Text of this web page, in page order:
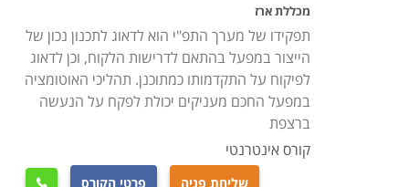
חברות גדולות, חברות הייטק, וחברות תעשייתיות המנהלות
תהליכים מורכבים בתחום הרכש, הייצור וההפצה. זאת כיוון
שבהן נדרשת פונקציה ארגונית ייעודית בתחום .
חשוב לציין כי תפקידו של מנהל תפעול הוא רב גוני והוא,
למעשה, מתפעל מספר תפקידים בו זמנית. זאת, בעוד
שלמקצועות אחרים היקף תפקיד צר וממוקד יותר. מנהל
מכללת ארז
תפקידו של מערך התפ"י הוא לדאוג לתכנון נכון של
הייצור במפעל בהתאם לדרישות הלקוח, וכן לדאוג
לפיקוח על התקדמותו כמתוכנן. תהליכי האוטומציה
במפעל החכם מעניקים יכולת לפקח על הנעשה
ברצפת
קורס אינטרנטי
שליחת פניה פרטי הקורס 